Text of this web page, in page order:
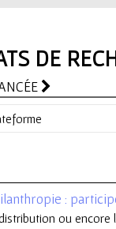
DE
:
distribution ou encore